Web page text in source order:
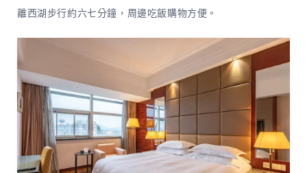
離西湖步行約六七分鐘，周邊吃飯購物方便。